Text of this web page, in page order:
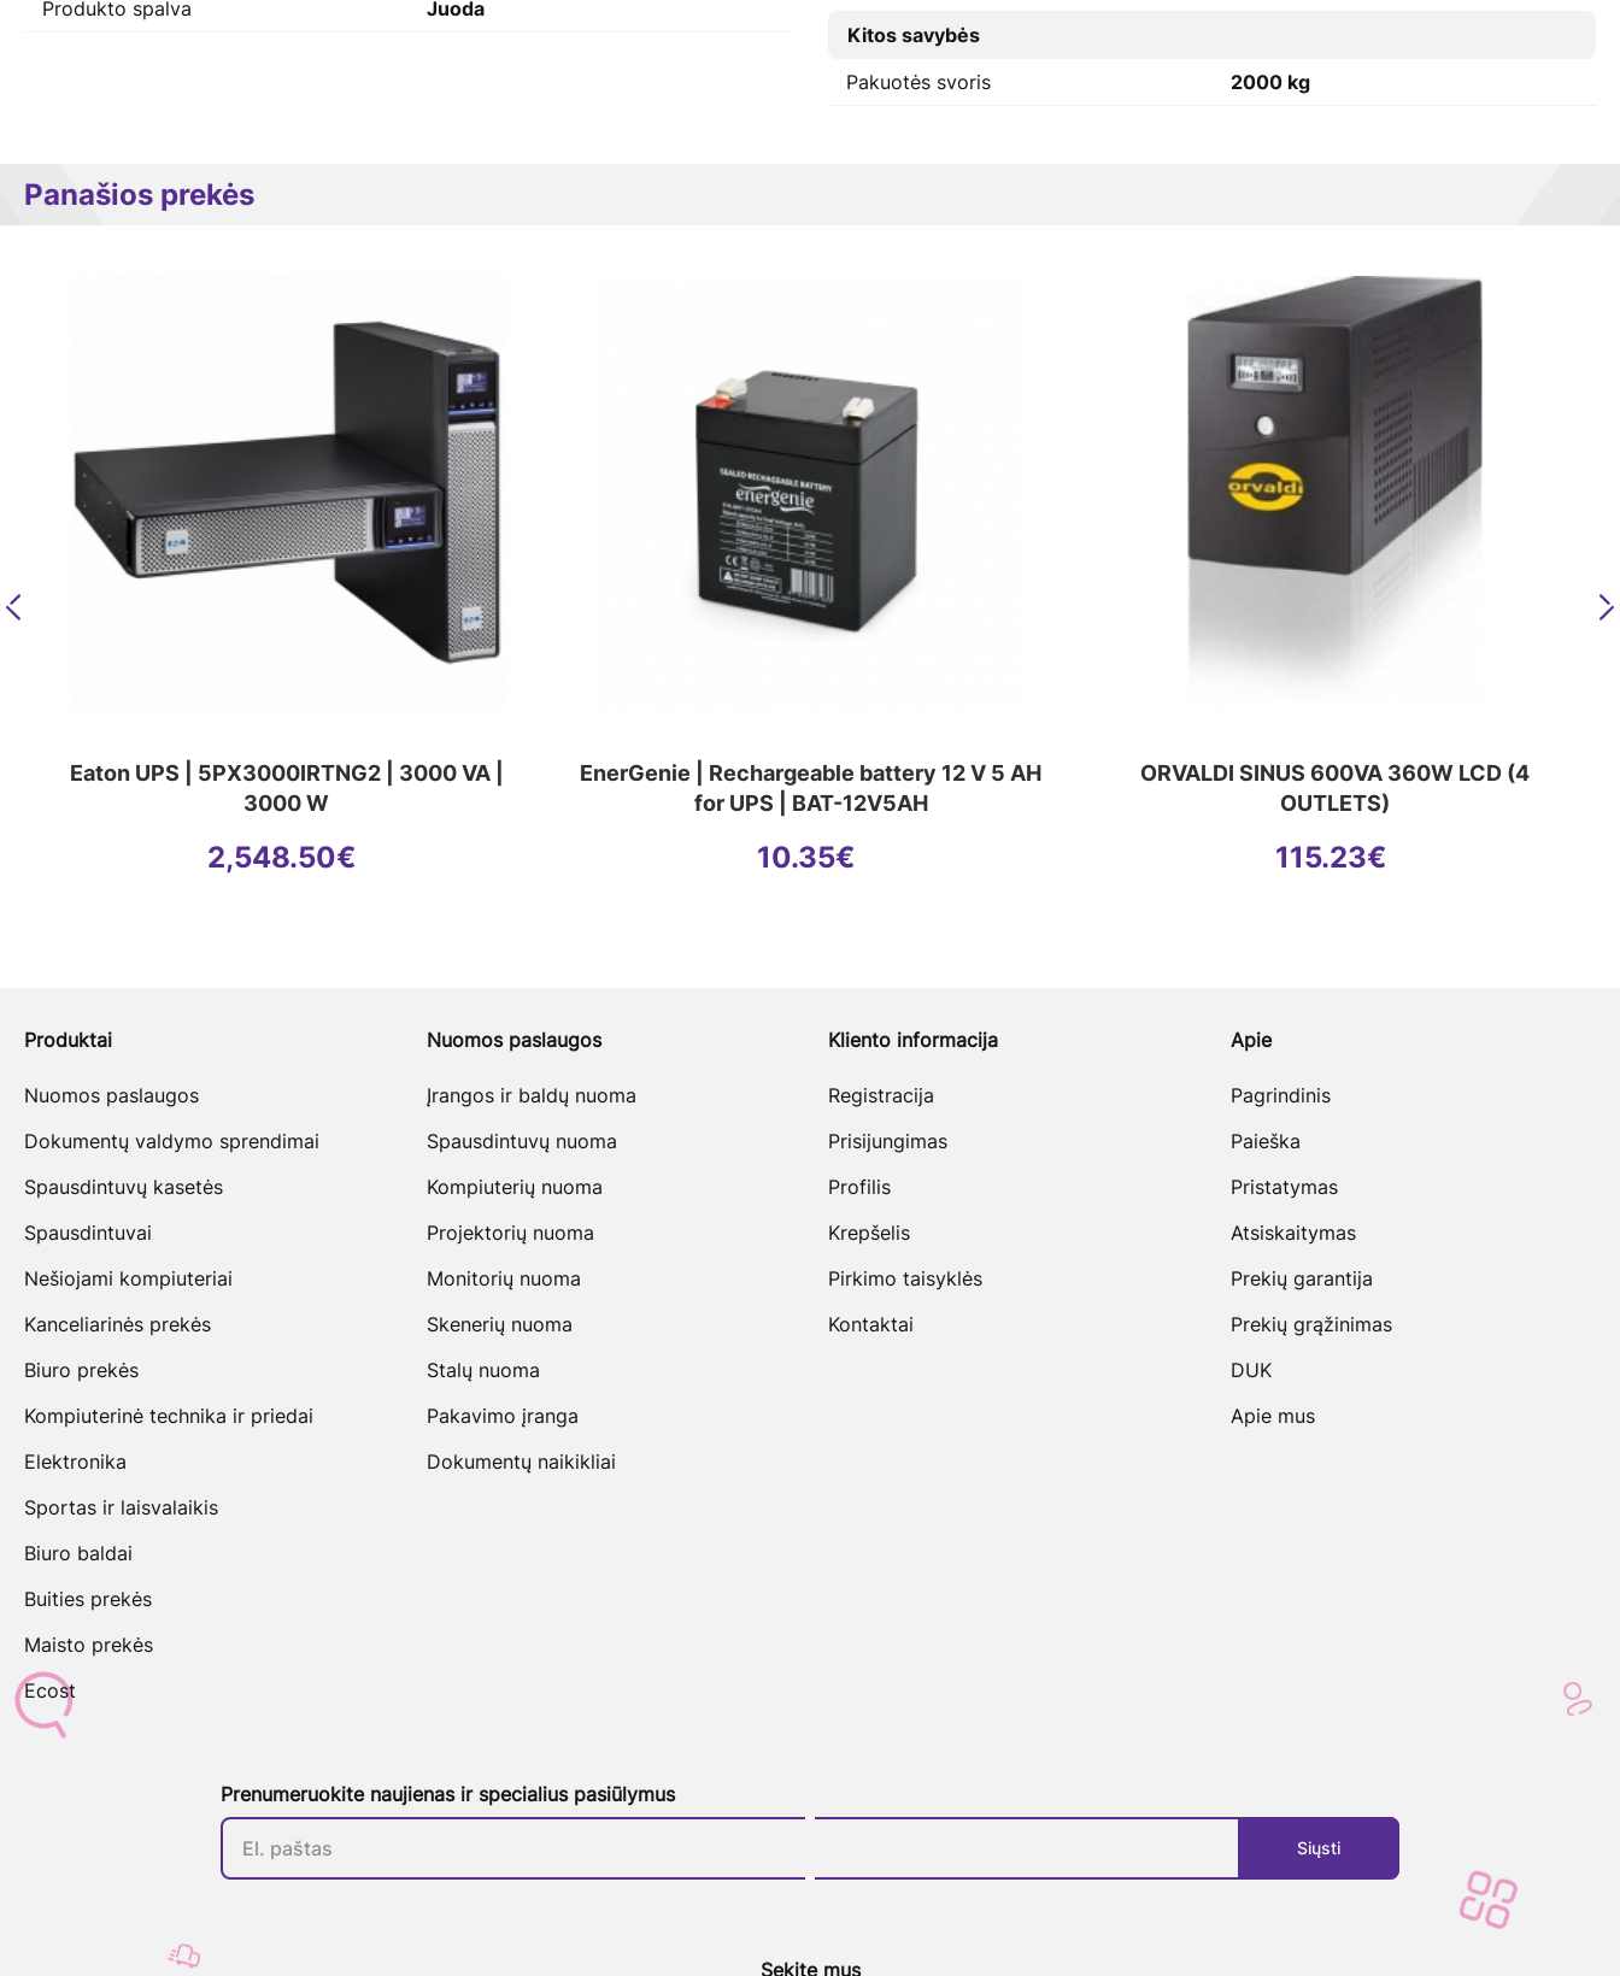
Produkto spalva
Juoda
Kitos savybės
Pakuotės svoris
2000 kg
Panašios prekės
Previous
Eaton UPS | 5PX3000IRTNG2 | 3000 VA |
3000 W
2,548.50€
EnerGenie | Rechargeable battery 12 V 5 AH
for UPS | BAT-12V5AH
10.35€
ORVALDI SINUS 600VA 360W LCD (4
OUTLETS)
115.23€
Produktai
Nuomos paslaugos
Dokumentų valdymo sprendimai
Spausdintuvų kasetės
Spausdintuvai
Nešiojami kompiuteriai
Kanceliarinės prekės
Biuro prekės
Kompiuterinė technika ir priedai
Elektronika
Sportas ir laisvalaikis
Biuro baldai
Buities prekės
Maisto prekės
Ecost
Nuomos paslaugos
Įrangos ir baldų nuoma
Spausdintuvų nuoma
Kompiuterių nuoma
Projektorių nuoma
Monitorių nuoma
Skenerių nuoma
Stalų nuoma
Pakavimo įranga
Dokumentų naikikliai
Kliento informacija
Registracija
Prisijungimas
Profilis
Krepšelis
Pirkimo taisyklės
Kontaktai
Apie
Pagrindinis
Paieška
Pristatymas
Atsiskaitymas
Prekių garantija
Prekių grąžinimas
DUK
Apie mus
Prenumeruokite naujienas ir specialius pasiūlymus
Siųsti
Sekite mus